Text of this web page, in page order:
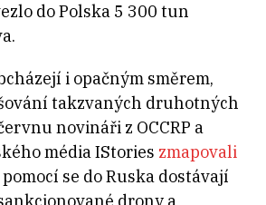
do Polska 5 300 tun
i opačným směrem,
takzvaných druhotných
novináři z OCCRP a
média IStories zmapovali
se do Ruska dostávají